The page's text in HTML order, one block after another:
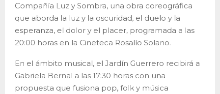
Compañía Luz y Sombra, una obra coreográfica
que aborda la luz y la oscuridad, el duelo y la
esperanza, el dolor y el placer, programada a las
20:00 horas en la Cineteca Rosalío Solano.
En el ámbito musical, el Jardín Guerrero recibirá a
Gabriela Bernal a las 17:30 horas con una
propuesta que fusiona pop, folk y música